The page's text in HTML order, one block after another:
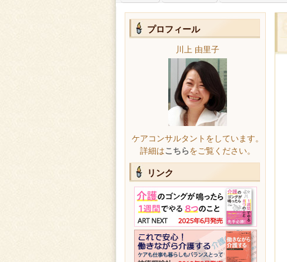
プロフィール
川上 由里子
ケアコンサルタントをしています。
詳細はこちらをご覧ください。
リンク